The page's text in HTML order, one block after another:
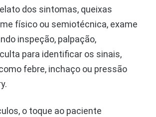
dos sintomas, queixas
físico ou semiotécnica, exame
inspeção, palpação,
para identificar os sinais,
febre, inchaço ou pressão
o toque ao paciente